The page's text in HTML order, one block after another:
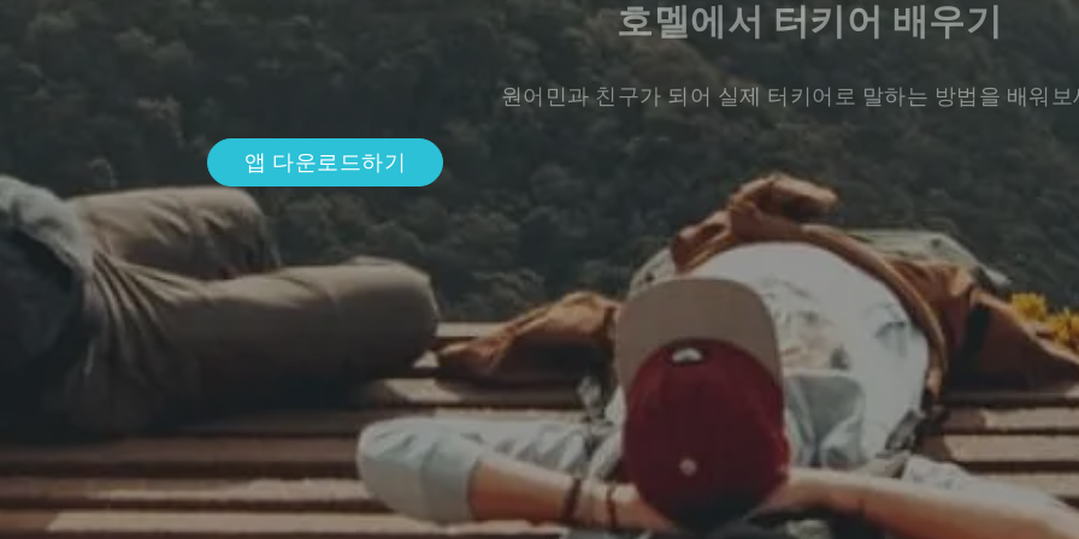
호멜에서 터키어 배우기
원어민과 친구가 되어 실제 터키어로 말하는 방법을 배워보
앱 다운로드하기